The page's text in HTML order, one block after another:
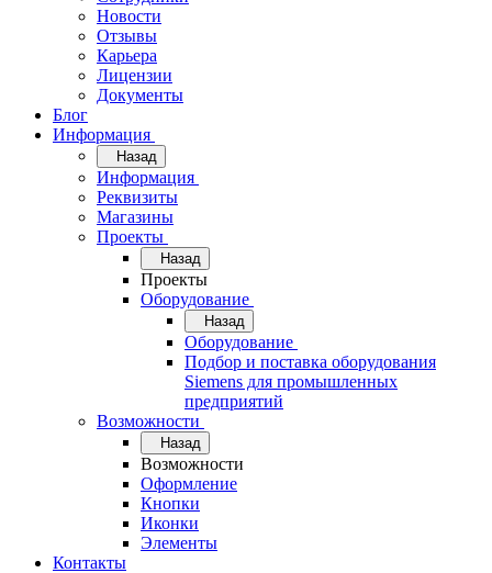
Новости
Отзывы
Карьера
Лицензии
Документы
Блог
Информация
Назад
Информация
Реквизиты
Магазины
Проекты
Назад
Проекты
Оборудование
Назад
Оборудование
Подбор и поставка оборудования
Siemens для промышленных
предприятий
Возможности
Назад
Возможности
Оформление
Кнопки
Иконки
Элементы
Контакты